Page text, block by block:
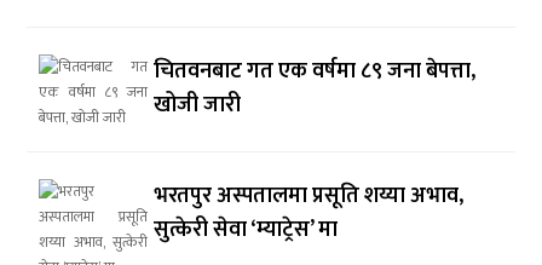
चितवनबाट गत एक वर्षमा ८९ जना बेपत्ता,
खोजी जारी
भरतपुर अस्पतालमा प्रसूति शय्या अभाव,
सुत्केरी सेवा ‘म्याट्रेस’ मा